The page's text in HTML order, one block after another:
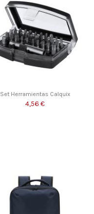
Set Herramientas Calquix
4,56 €